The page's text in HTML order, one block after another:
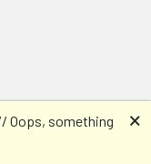
Oops, something
🗙